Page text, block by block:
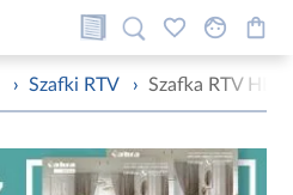
› Szafki RTV › Szafka RTV